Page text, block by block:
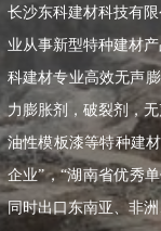
长沙东科建材科技有
业从事新型特种建材
科建材专业高效无声
力膨胀剂，破裂剂，
油性模板漆等特种建
企业”，“湖南省优秀
同时出口东南亚、非